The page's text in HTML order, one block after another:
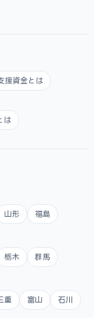
援資金とは
は
山形 福島
栃木 群馬
重 富山 石川